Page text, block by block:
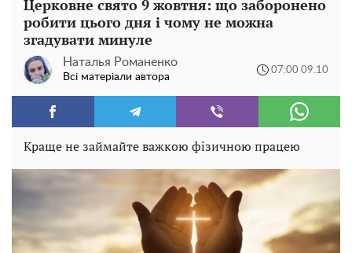
Церковне свято 9 жовтня: що заборонено
робити цього дня і чому не можна
згадувати минуле
Наталья Романенко
Всі матеріали автора
07:00 09.10
Краще не займайте важкою фізичною працею